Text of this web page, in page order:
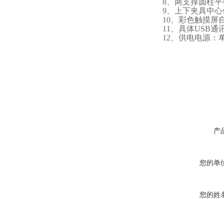
8、两支撑圆柱平
9、上下夹具中心
10、彩色触摸屏
11、具体USB通
12、供电电源：
产
您的单
您的姓